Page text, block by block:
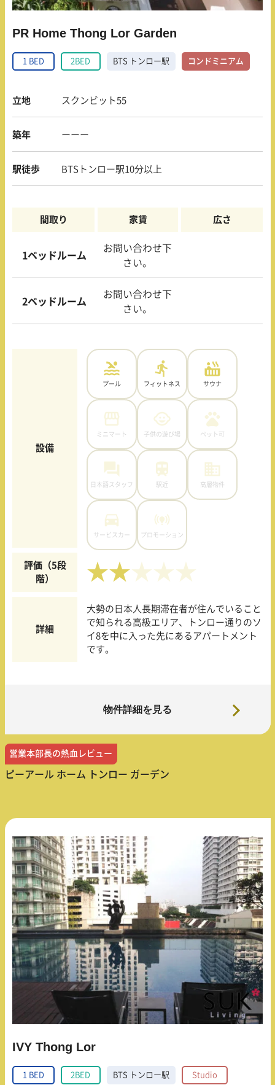
PR Home Thong Lor Garden
1 BED 2BED BTS トンロー駅 コンドミニアム
立地 スクンビット55
築年 ーーー
駅徒歩 BTSトンロー駅10分以上
間取り 家賃 広さ
1ベッドルーム
お問い合わせ下
さい。
2ベッドルーム
お問い合わせ下
さい。
設備
プール フィットネス サウナ
ミニマート 子供の遊び場 ペット可
日本語スタッフ 駅近 高層物件
サービスカー プロモーション
評価（5段
階）
★★
詳細
大勢の日本人長期滞在者が住んでいること
で知られる高級エリア、トンロー通りのソ
イ8を中に入った先にあるアパートメント
です。
物件詳細を見る
営業本部長の熱血レビュー
ピーアール ホーム トンロー ガーデン
IVY Thong Lor
1 BED 2BED BTS トンロー駅 Studio